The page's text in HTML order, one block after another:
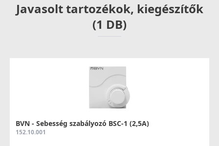
Javasolt tartozékok, kiegészítők
(1 DB)
BVN - Sebesség szabályozó BSC-1 (2,5A)
152.10.001